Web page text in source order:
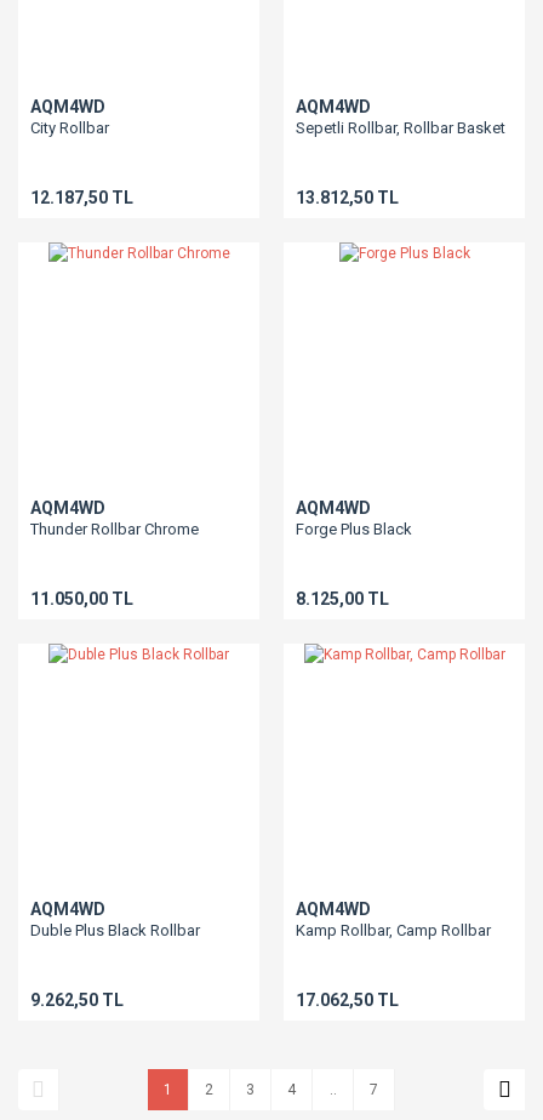
AQM4WD
City Rollbar
12.187,50 TL
AQM4WD
Sepetli Rollbar, Rollbar Basket
13.812,50 TL
AQM4WD
Thunder Rollbar Chrome
11.050,00 TL
AQM4WD
Forge Plus Black
8.125,00 TL
AQM4WD
Duble Plus Black Rollbar
9.262,50 TL
AQM4WD
Kamp Rollbar, Camp Rollbar
17.062,50 TL
1 2 3 4 .. 7